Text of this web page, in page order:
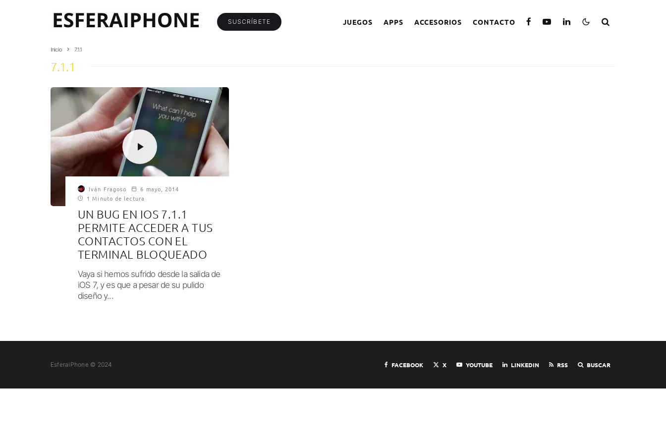
SUSCRÍBETE JUEGOS APPS ACCESORIOS CONTACTO
Inicio 7.1.1
7.1.1
Iván Fragoso
6 mayo, 2014
1 Minuto de lectura
UN BUG EN IOS 7.1.1
PERMITE ACCEDER A TUS
CONTACTOS CON EL
TERMINAL BLOQUEADO
Vaya si hemos sufrido desde la salida de
iOS 7, y es que a pesar de su pulido
diseño y...
EsferaiPhone © 2024 FACEBOOK X YOUTUBE LINKEDIN RSS BUSCAR